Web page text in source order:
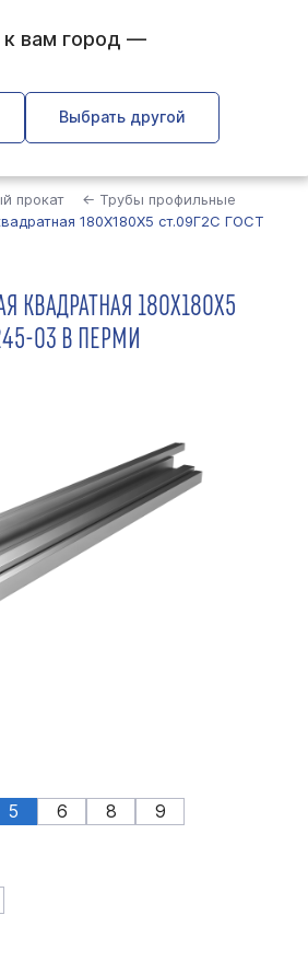
к вам город —
Выбрать другой
прокат
← Трубы профильные
180Х180Х5 ст.09Г2С ГОСТ
КВАДРАТНАЯ 180Х180Х5
03 В ПЕРМИ
5 6 8 9